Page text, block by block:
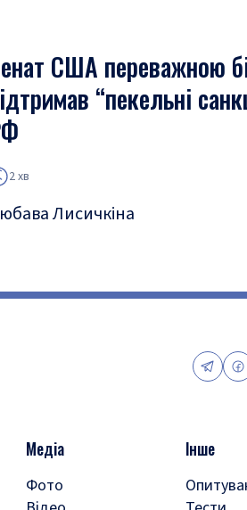
США переважною
“пекельні
2 хв
Лисичкіна
Медіа
Фото
Інше